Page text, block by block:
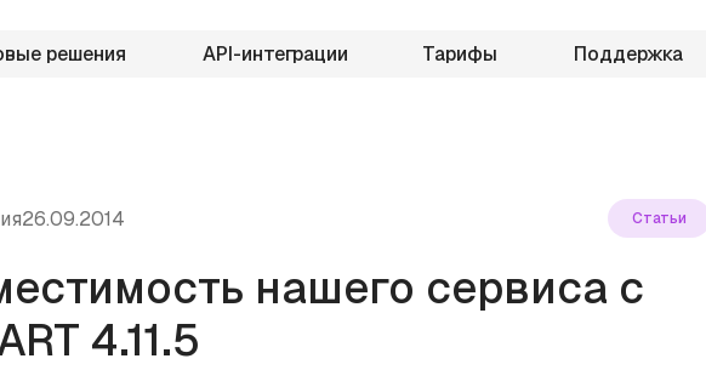
решения API-интеграции Тарифы Поддержка
26.09.2014 Статьи
нашего сервиса с
4.11.5